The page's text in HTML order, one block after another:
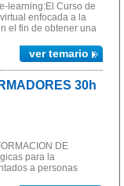
learning:El Curso de
enfocada a la
el fin de obtener una
ver temario
30h
DE
para la
a personas